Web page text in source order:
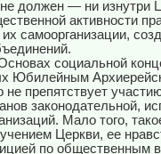
должен — ни изнутри
активности
их самоорганизации,
социальной
Юбилейным
не препятствует
законодательной,
Мало того,
Церкви, ее
по общественным